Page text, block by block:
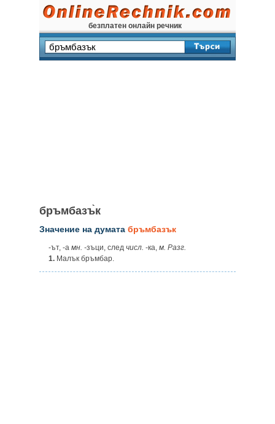
безплатен онлайн речник
бръмбазъ̀к
Значение на думата бръмбазък
-ът, -а мн. -зъци, след числ. -ка, м. Разг.
1. Малък бръмбар.